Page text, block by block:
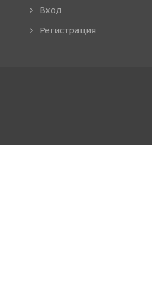
Вход
Регистрация